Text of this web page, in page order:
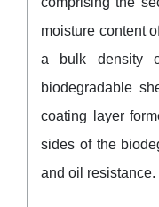
moisture content
a bulk density
biodegradable
coating layer
sides of the
and oil resistance.